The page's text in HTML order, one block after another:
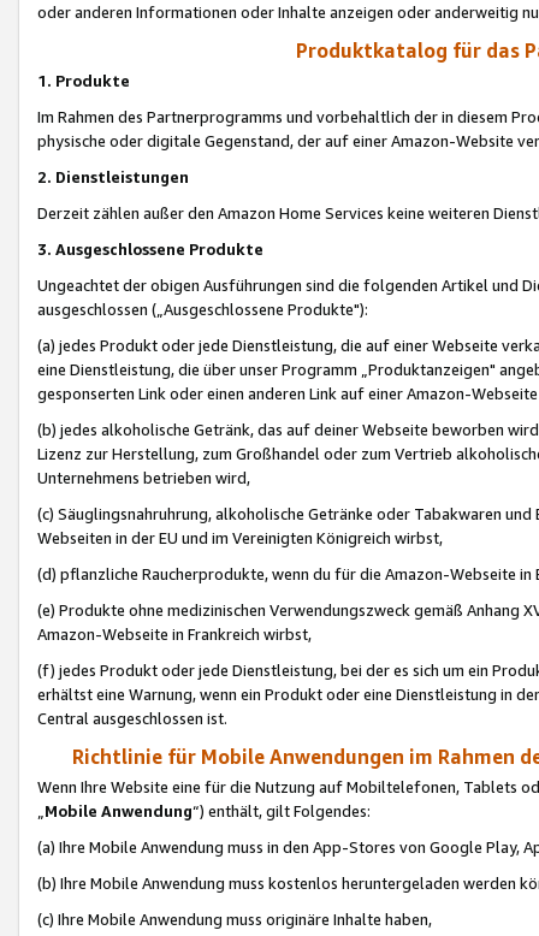
oder anderen Informationen oder Inhalte anzeigen oder anderweitig
Produktkatalog für das
1. Produkte
Im Rahmen des Partnerprogramms und vorbehaltlich der in diesem
physische oder digitale Gegenstand, der auf einer Amazon-Website
2. Dienstleistungen
Derzeit zählen außer den Amazon Home Services keine weiteren
3. Ausgeschlossene Produkte
Ungeachtet der obigen Ausführungen sind die folgenden Artikel und
ausgeschlossen („Ausgeschlossene Produkte"):
(a) jedes Produkt oder jede Dienstleistung, die auf einer Webseite
eine Dienstleistung, die über unser Programm „Produktanzeigen"
gesponserten Link oder einen anderen Link auf einer Amazon-
(b) jedes alkoholische Getränk, das auf deiner Webseite beworben
Lizenz zur Herstellung, zum Großhandel oder zum Vertrieb
Unternehmens betrieben wird,
(c) Säuglingsnahruhrung, alkoholische Getränke oder Tabakwaren
Webseiten in der EU und im Vereinigten Königreich wirbst,
(d) pflanzliche Raucherprodukte, wenn du für die Amazon-Webseite in
(e) Produkte ohne medizinischen Verwendungszweck gemäß Anhang
Amazon-Webseite in Frankreich wirbst,
(f) jedes Produkt oder jede Dienstleistung, bei der es sich um ein
erhältst eine Warnung, wenn ein Produkt oder eine Dienstleistung in
Central ausgeschlossen ist.
Richtlinie für Mobile Anwendungen im Rahmen
Wenn Ihre Website eine für die Nutzung auf Mobiltelefonen, Tablets
„Mobile Anwendung“) enthält, gilt Folgendes:
(a) Ihre Mobile Anwendung muss in den App-Stores von Google Play,
(b) Ihre Mobile Anwendung muss kostenlos heruntergeladen werden
(c) Ihre Mobile Anwendung muss originäre Inhalte haben,